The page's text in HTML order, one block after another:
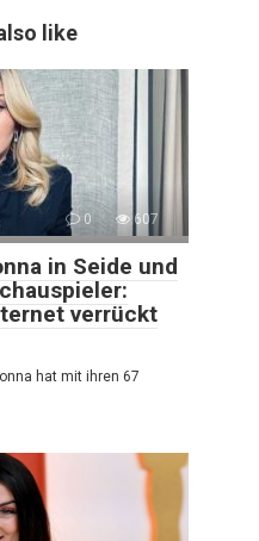
like
0 607
in Seide und
verrückt
hat mit ihren 67